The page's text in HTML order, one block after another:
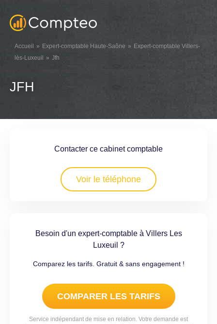
Accueil Expert-comptable Haute-Saône
Expert-comptable Villers-
lès-Luxeuil
Jfh
JFH
Contacter ce cabinet comptable
Voir le téléphone
Besoin d'un expert-comptable à Villers Les
Luxeuil ?
Comparez les tarifs. Gratuit & sans engagement !
COMPARER LES TARIFS
Service indépendant de mise en relation. Votre demande est